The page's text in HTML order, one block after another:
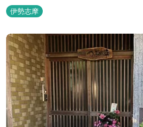
をお約束します。 海の蝶ならではのゆと
ませ。
伊勢志摩